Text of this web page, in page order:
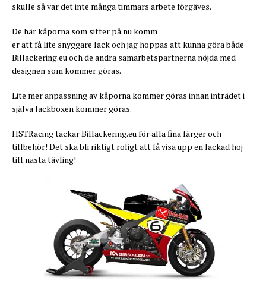
skulle så var det inte många timmars arbete förgäves.
De här kåporna som sitter på nu komm
er att få lite snyggare lack och jag hoppas att kunna göra både
Billackering.eu och de andra samarbetspartnerna nöjda med
designen som kommer göras.
Lite mer anpassning av kåporna kommer göras innan inträdet i
själva lackboxen kommer göras.
HSTRacing tackar Billackering.eu för alla fina färger och
tillbehör! Det ska bli riktigt roligt att få visa upp en lackad hoj
till nästa tävling!